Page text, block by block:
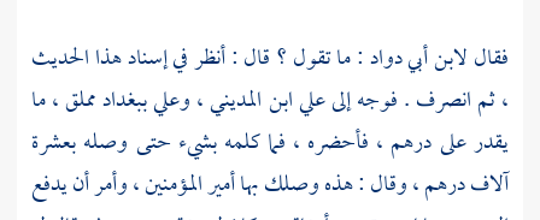
فقاللابن أبي دواد: ما تقول ؟ قال : أنظر في إسناد هذا الحديث
، ثم انصرف . فوجه إلىعلي ابن المديني،وعليببغدادمملق ، ما
يقدر على درهم ، فأحضره ، فما كلمه بشيء حتى وصله بعشرة
آلاف درهم ، وقال : هذه وصلك بها أمير المؤمنين ، وأمر أن يدفع